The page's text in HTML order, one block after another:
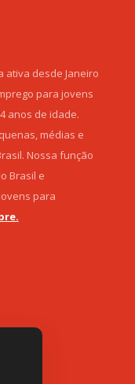
ativa desde Janeiro
para jovens
anos de idade.
médias e
Nossa função
Brasil e
para